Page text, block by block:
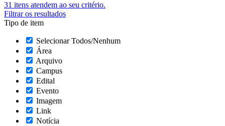
31 itens atendem ao seu critério.
Filtrar os resultados
Tipo de item
Selecionar Todos/Nenhum
Área
Arquivo
Campus
Edital
Evento
Imagem
Link
Notícia